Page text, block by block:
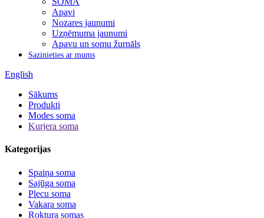
Apavi
Nozares jaunumi
Uzņēmuma jaunumi
Apavu un somu žurnāls
Sazinieties ar mums
English
Sākums
Produkti
Modes soma
Kurjera soma
Kategorijas
Spaiņa soma
Sajūga soma
Plecu soma
Vakara soma
Roktura somas